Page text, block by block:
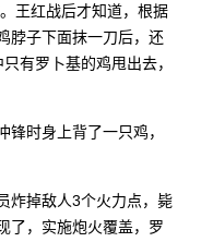
王红战后才知道，根据
脖子下面抹一刀后，还
有罗卜基的鸡甩出去，
时身上背了一只鸡，
炸掉敌人3个火力点，毙
了，实施炮火覆盖，罗